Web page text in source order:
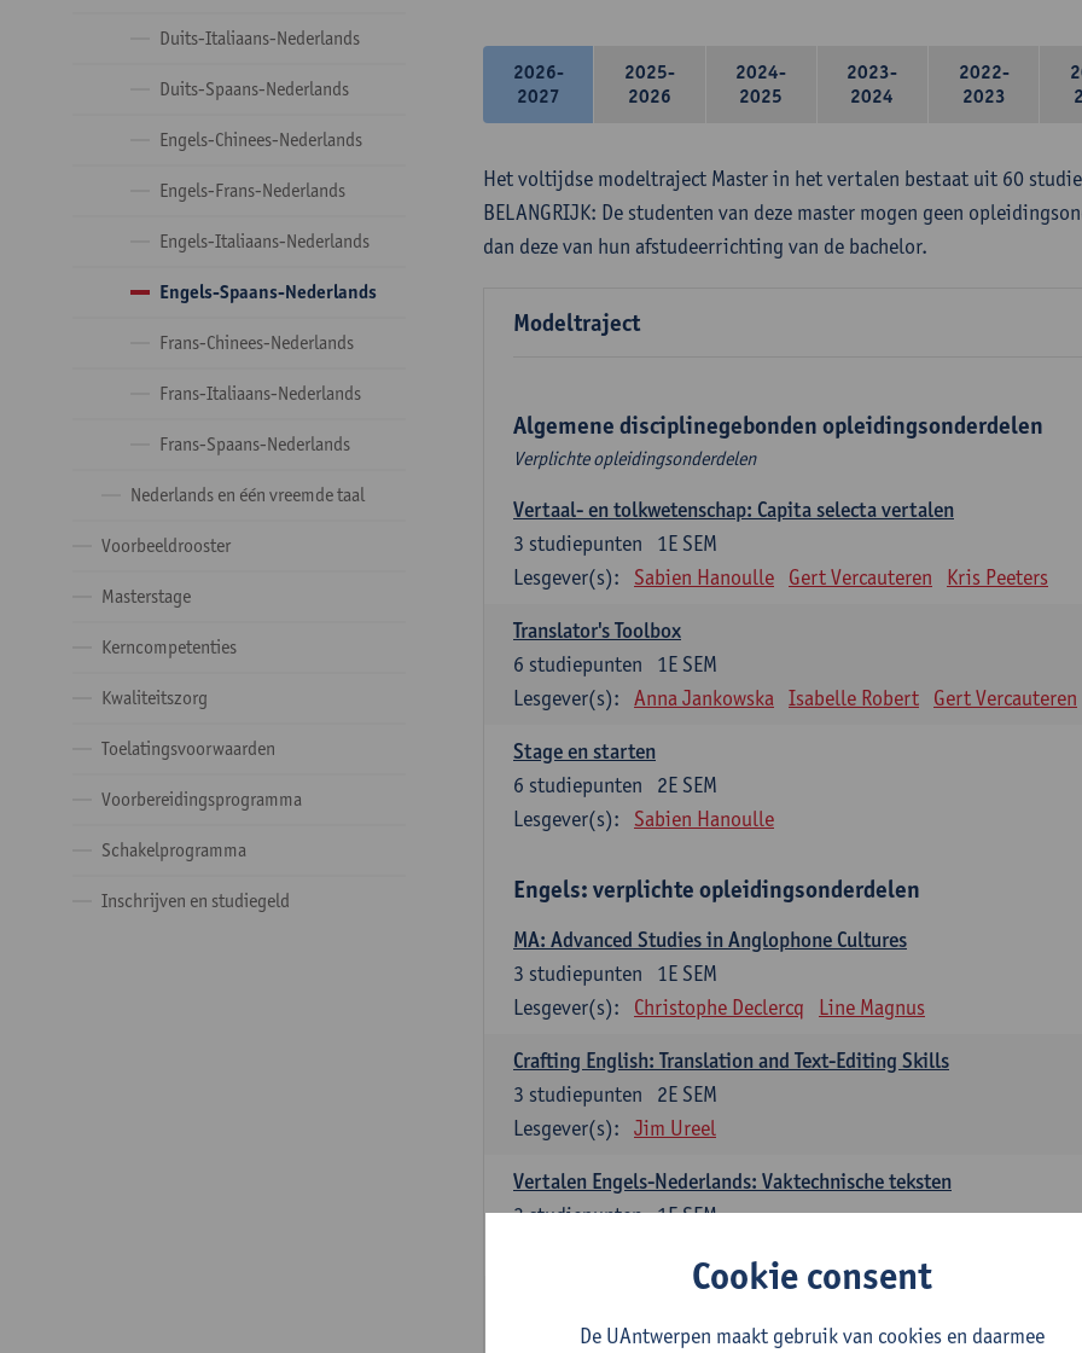
Duits-Italiaans-Nederlands
Duits-Spaans-Nederlands
Engels-Chinees-Nederlands
Engels-Frans-Nederlands
Engels-Italiaans-Nederlands
Engels-Spaans-Nederlands
Frans-Chinees-Nederlands
Frans-Italiaans-Nederlands
Frans-Spaans-Nederlands
Nederlands en één vreemde taal
Voorbeeldrooster
Masterstage
Kerncompetenties
Kwaliteitszorg
Toelatingsvoorwaarden
Voorbereidingsprogramma
Schakelprogramma
Inschrijven en studiegeld
2026-
2027
2025-
2026
2024-
2025
2023-
2024
2022-
2023
Het voltijdse modeltraject Master in het vertalen bestaat uit 60
BELANGRIJK: De studenten van deze master mogen geen
dan deze van hun afstudeerrichting van de bachelor.
Modeltraject
Algemene disciplinegebonden opleidingsonderdelen
Verplichte opleidingsonderdelen
Vertaal- en tolkwetenschap: Capita selecta vertalen
1E SEM
3 studiepunten
Lesgever(s):
Sabien Hanoulle Gert Vercauteren Kris Peeters
Translator's Toolbox
1E SEM
6 studiepunten
Lesgever(s):
Anna Jankowska Isabelle Robert Gert Vercauteren
Stage en starten
2E SEM
6 studiepunten
Lesgever(s):
Sabien Hanoulle
Engels: verplichte opleidingsonderdelen
MA: Advanced Studies in Anglophone Cultures
1E SEM
3 studiepunten
Lesgever(s):
Christophe Declercq Line Magnus
Crafting English: Translation and Text-Editing Skills
2E SEM
3 studiepunten
Lesgever(s):
Jim Ureel
Vertalen Engels-Nederlands: Vaktechnische teksten
1E SEM
3studiepunten
2E SEM
studiepunten
Cookie consent
De UAntwerpen maakt gebruik van cookies en daarmee